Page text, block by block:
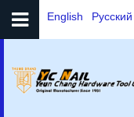
English Русский